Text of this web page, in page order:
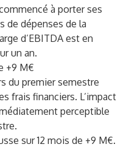
à porter ses
de dépenses de la
d’EBITDA est en
un an.
+9 M€
du premier semestre
frais financiers. L’impact
perceptible
sur 12 mois de +9 M€.